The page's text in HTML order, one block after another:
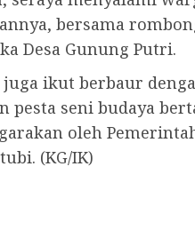
bersama
Desa Gunung Putri.
ikut berbaur
pesta seni budaya
oleh
(KG/IK)